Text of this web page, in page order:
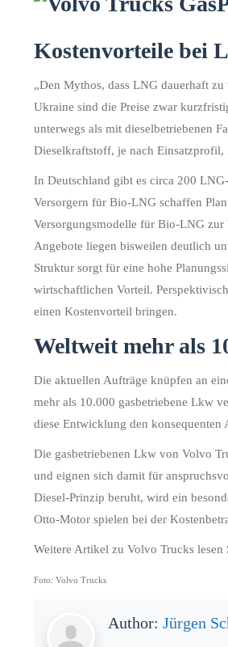
Kostenvorteile bei
„Den Mythos, dass LNG dauerhaft
Ukraine sind die Preise zwar
unterwegs als mit dieselbetriebenen
Dieselkraftstoff, je nach Einsatzprofil,
In Deutschland gibt es circa 200
Versorgern für Bio-LNG schaffen
Versorgungsmodelle für Bio-LNG zur
Angebote liegen bisweilen deutlich
Struktur sorgt für eine hohe
wirtschaftlichen Vorteil.
einen Kostenvorteil bringen.
Weltweit mehr als
Die aktuellen Aufträge knüpfen an
mehr als 10.000 gasbetriebene Lkw
diese Entwicklung den konsequenten
Die gasbetriebenen Lkw von Volvo
und eignen sich damit für
Diesel-Prinzip beruht, wird ein
Otto-Motor spielen bei der
Weitere Artikel zu Volvo Trucks lesen
Foto: Volvo Trucks
Author: Jürgen